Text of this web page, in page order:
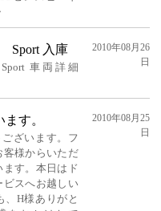
Sport 入庫
車両詳細
2010年08月26
日
す。
ざいます。フ
様からいただ
ます。本日はド
ビスへお越しい
、H様ありがと
2010年08月25
日